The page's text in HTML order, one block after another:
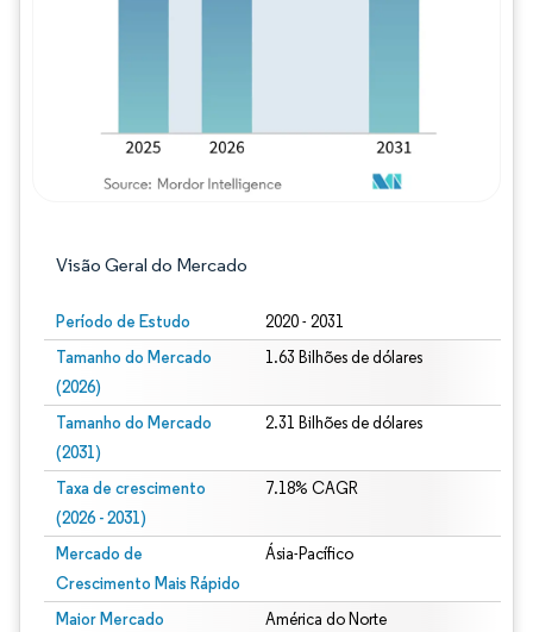
Visão Geral do Mercado
Período de Estudo 2020 - 2031
Tamanho do Mercado
(2026)
1.63 Bilhões de dólares
Tamanho do Mercado
(2031)
2.31 Bilhões de dólares
Taxa de crescimento
(2026 - 2031)
7.18% CAGR
Mercado de
Crescimento Mais Rápido
Ásia-Pacífico
Maior Mercado América do Norte